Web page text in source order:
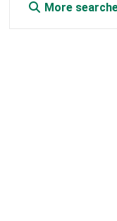
More